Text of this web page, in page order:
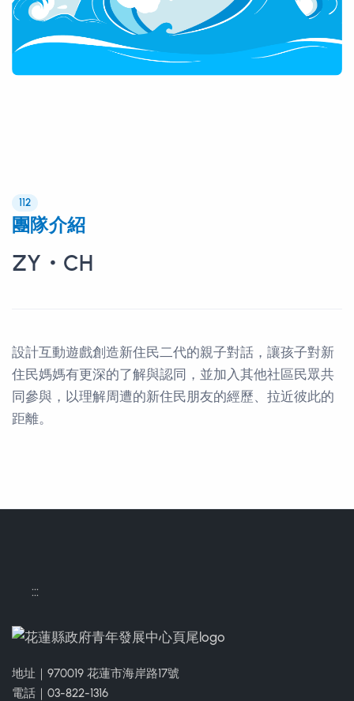
112
團隊介紹
ZY・CH
設計互動遊戲創造新住民二代的親子對話，讓孩子對新
住民媽媽有更深的了解與認同，並加入其他社區民眾共
同參與，以理解周遭的新住民朋友的經歷、拉近彼此的
距離。
:::
地址｜970019 花蓮市海岸路17號
電話｜03-822-1316